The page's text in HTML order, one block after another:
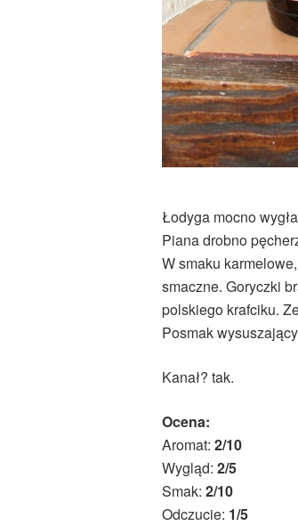
Łodyga mocno
Piana drobno
W smaku
smaczne. Goryczki
polskiego krafciku.
Posmak
Kanał? tak.
Ocena:
Aromat: 2/10
Wygląd: 2/5
Smak: 2/10
Odczucie: 1/5